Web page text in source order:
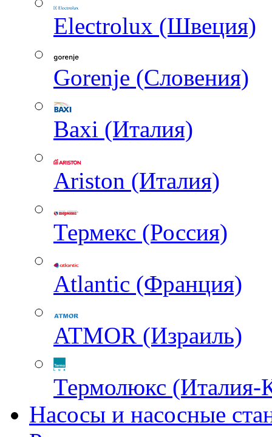
Electrolux (Швеция)
Gorenje (Словения)
Baxi (Италия)
Ariston (Италия)
Термекс (Россия)
Atlantic (Франция)
ATMOR (Израиль)
Термолюкс (Италия-
Насосы и насосные